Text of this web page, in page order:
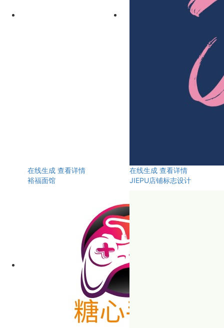
在线生成 查看详情
裕福面馆
在线生成 查看详情
JIEPU店铺标志设计